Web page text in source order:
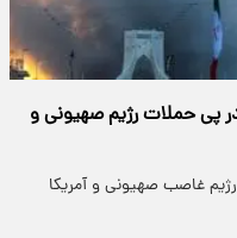
پی حملات رژیم صهیونی و
غاصب صهیونی و آمریکا